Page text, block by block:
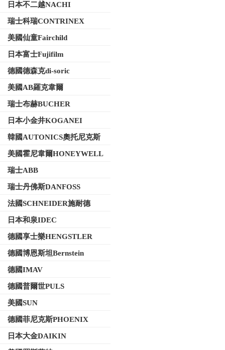
日本不二越NACHI
瑞士科瑞CONTRINEX
美國仙童Fairchild
日本富士Fujifilm
德國德森克di-soric
美國AB羅克韋爾
瑞士布赫BUCHER
日本小金井KOGANEI
韓國AUTONICS奧托尼克斯
美國霍尼韋爾HONEYWELL
瑞士ABB
瑞士丹佛斯DANFOSS
法國SCHNEIDER施耐德
日本和泉IDEC
德國享士樂HENGSTLER
德國博恩斯坦Bernstein
德國IMAV
德國普爾世PULS
美國SUN
德國菲尼克斯PHOENIX
日本大金DAIKIN